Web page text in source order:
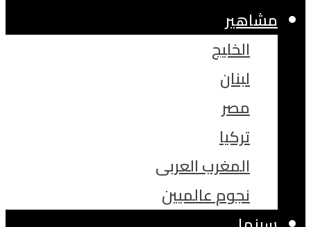
مشاهير
الخليج
لبنان
مصر
تركيا
المغرب العربى
نجوم عالميين